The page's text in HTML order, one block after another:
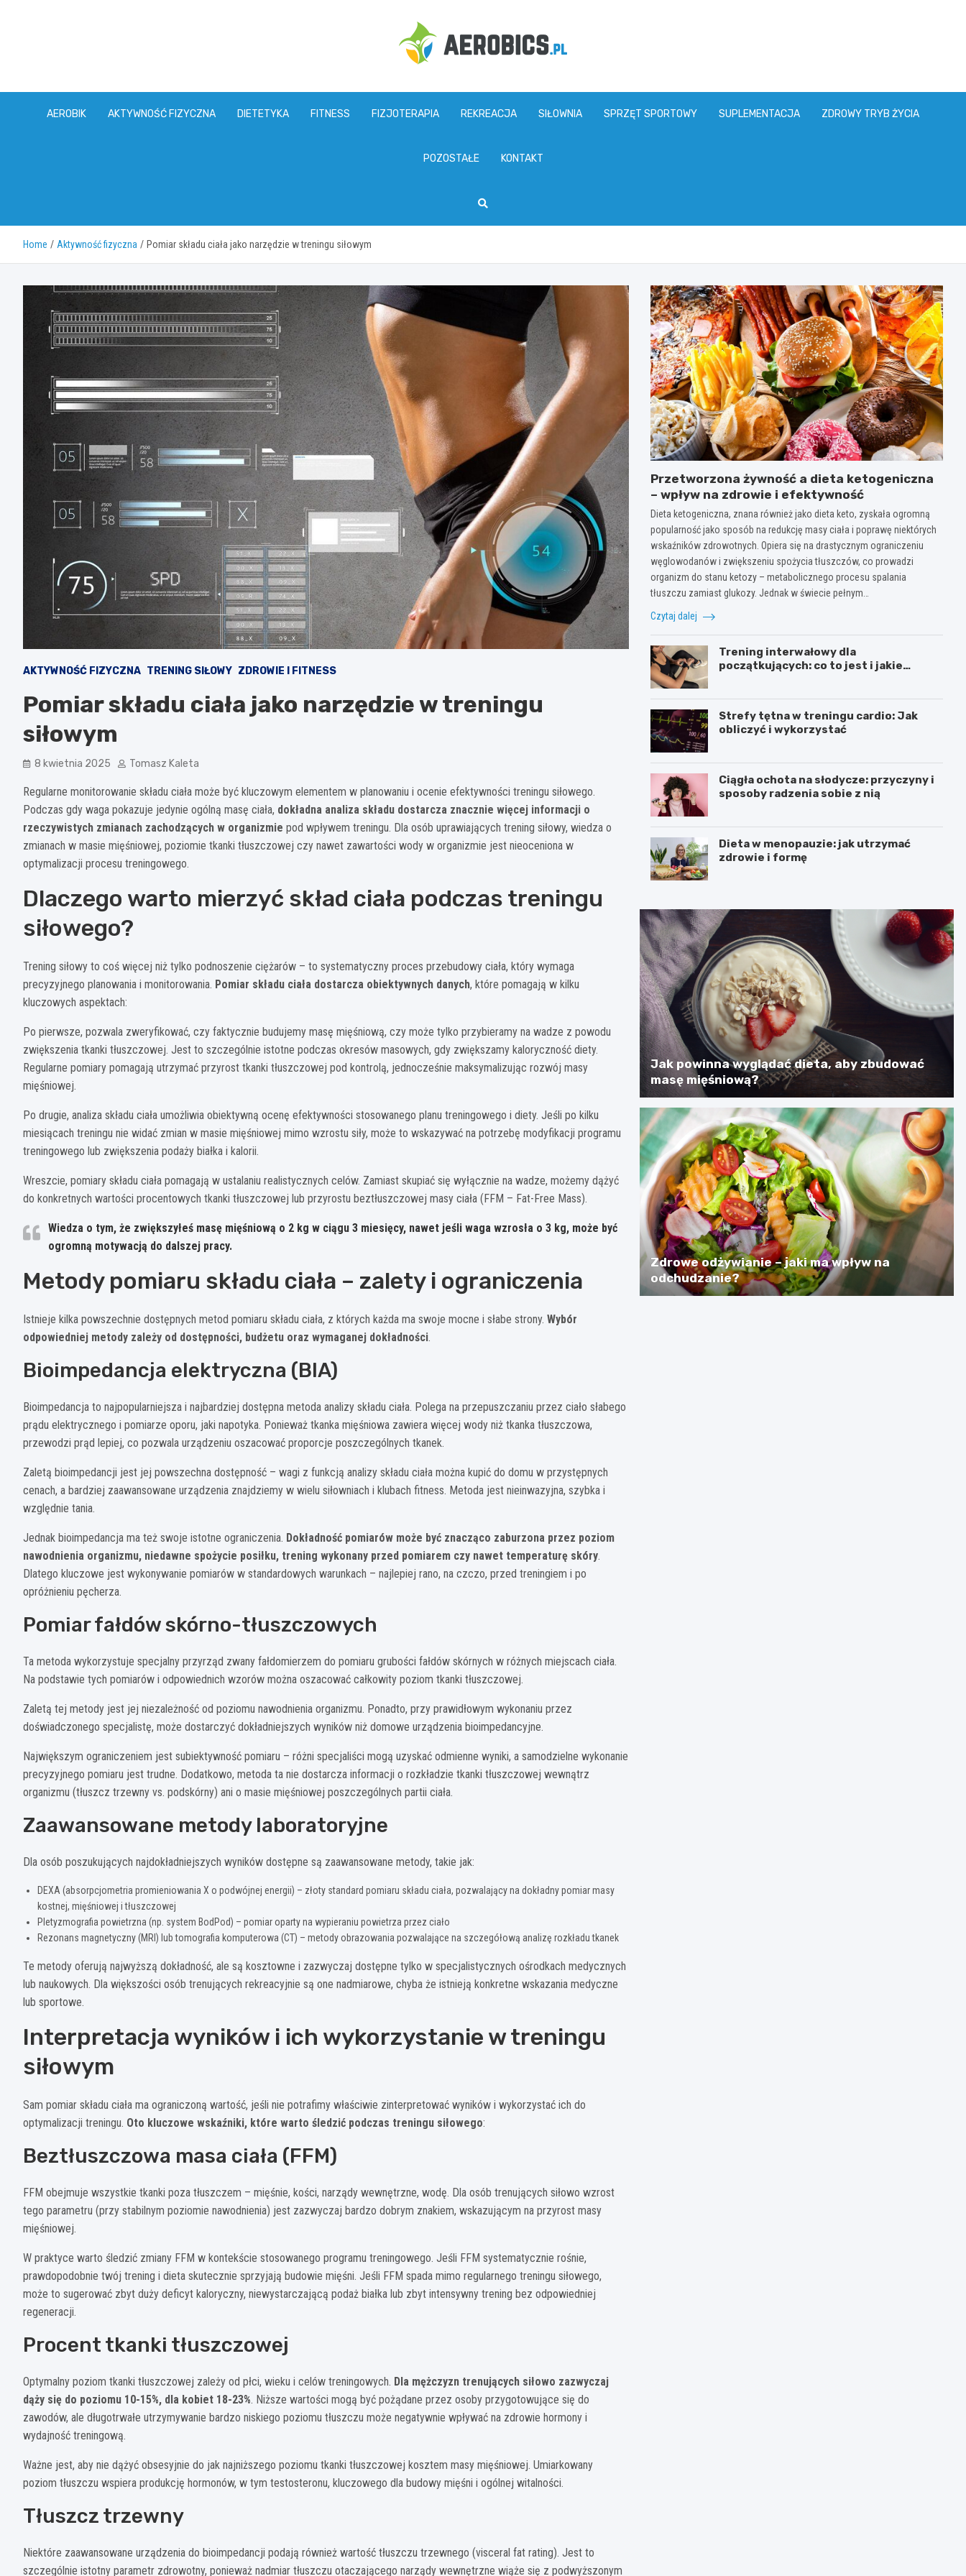
aerobics.pl
AEROBIK AKTYWNOŚĆ FIZYCZNA DIETETYKA FITNESS FIZJOTERAPIA REKREACJA SIŁOWNIA SPRZĘT SPORTOWY SUPLEMENTACJA ZDROWY TRYB ŻYCIA
POZOSTAŁE KONTAKT
Home Aktywność fizyczna Pomiar składu ciała jako narzędzie w treningu siłowym
AKTYWNOŚĆ FIZYCZNA TRENING SIŁOWY ZDROWIE I FITNESS
Pomiar składu ciała jako narzędzie w treningu
siłowym
8 kwietnia 2025 Tomasz Kaleta
Regularne monitorowanie składu ciała może być kluczowym elementem w planowaniu i ocenie efektywności treningu siłowego.
Podczas gdy waga pokazuje jedynie ogólną masę ciała, dokładna analiza składu dostarcza znacznie więcej informacji o
rzeczywistych zmianach zachodzących w organizmie pod wpływem treningu. Dla osób uprawiających trening siłowy, wiedza o
zmianach w masie mięśniowej, poziomie tkanki tłuszczowej czy nawet zawartości wody w organizmie jest nieoceniona w
optymalizacji procesu treningowego.
Dlaczego warto mierzyć skład ciała podczas treningu
siłowego?
Trening siłowy to coś więcej niż tylko podnoszenie ciężarów – to systematyczny proces przebudowy ciała, który wymaga
precyzyjnego planowania i monitorowania. Pomiar składu ciała dostarcza obiektywnych danych, które pomagają w kilku
kluczowych aspektach:
Po pierwsze, pozwala zweryfikować, czy faktycznie budujemy masę mięśniową, czy może tylko przybieramy na wadze z powodu
zwiększenia tkanki tłuszczowej. Jest to szczególnie istotne podczas okresów masowych, gdy zwiększamy kaloryczność diety.
Regularne pomiary pomagają utrzymać przyrost tkanki tłuszczowej pod kontrolą, jednocześnie maksymalizując rozwój masy
mięśniowej.
Po drugie, analiza składu ciała umożliwia obiektywną ocenę efektywności stosowanego planu treningowego i diety. Jeśli po kilku
miesiącach treningu nie widać zmian w masie mięśniowej mimo wzrostu siły, może to wskazywać na potrzebę modyfikacji programu
treningowego lub zwiększenia podaży białka i kalorii.
Wreszcie, pomiary składu ciała pomagają w ustalaniu realistycznych celów. Zamiast skupiać się wyłącznie na wadze, możemy dążyć
do konkretnych wartości procentowych tkanki tłuszczowej lub przyrostu beztłuszczowej masy ciała (FFM – Fat-Free Mass).
Wiedza o tym, że zwiększyłeś masę mięśniową o 2 kg w ciągu 3 miesięcy, nawet jeśli waga wzrosła o 3 kg, może być
ogromną motywacją do dalszej pracy.
Metody pomiaru składu ciała – zalety i ograniczenia
Istnieje kilka powszechnie dostępnych metod pomiaru składu ciała, z których każda ma swoje mocne i słabe strony. Wybór
odpowiedniej metody zależy od dostępności, budżetu oraz wymaganej dokładności.
Bioimpedancja elektryczna (BIA)
Bioimpedancja to najpopularniejsza i najbardziej dostępna metoda analizy składu ciała. Polega na przepuszczaniu przez ciało słabego
prądu elektrycznego i pomiarze oporu, jaki napotyka. Ponieważ tkanka mięśniowa zawiera więcej wody niż tkanka tłuszczowa,
przewodzi prąd lepiej, co pozwala urządzeniu oszacować proporcje poszczególnych tkanek.
Zaletą bioimpedancji jest jej powszechna dostępność – wagi z funkcją analizy składu ciała można kupić do domu w przystępnych
cenach, a bardziej zaawansowane urządzenia znajdziemy w wielu siłowniach i klubach fitness. Metoda jest nieinwazyjna, szybka i
względnie tania.
Jednak bioimpedancja ma też swoje istotne ograniczenia. Dokładność pomiarów może być znacząco zaburzona przez poziom
nawodnienia organizmu, niedawne spożycie posiłku, trening wykonany przed pomiarem czy nawet temperaturę skóry.
Dlatego kluczowe jest wykonywanie pomiarów w standardowych warunkach – najlepiej rano, na czczo, przed treningiem i po
opróżnieniu pęcherza.
Pomiar fałdów skórno-tłuszczowych
Ta metoda wykorzystuje specjalny przyrząd zwany fałdomierzem do pomiaru grubości fałdów skórnych w różnych miejscach ciała.
Na podstawie tych pomiarów i odpowiednich wzorów można oszacować całkowity poziom tkanki tłuszczowej.
Zaletą tej metody jest jej niezależność od poziomu nawodnienia organizmu. Ponadto, przy prawidłowym wykonaniu przez
doświadczonego specjalistę, może dostarczyć dokładniejszych wyników niż domowe urządzenia bioimpedancyjne.
Największym ograniczeniem jest subiektywność pomiaru – różni specjaliści mogą uzyskać odmienne wyniki, a samodzielne wykonanie
precyzyjnego pomiaru jest trudne. Dodatkowo, metoda ta nie dostarcza informacji o rozkładzie tkanki tłuszczowej wewnątrz
organizmu (tłuszcz trzewny vs. podskórny) ani o masie mięśniowej poszczególnych partii ciała.
Zaawansowane metody laboratoryjne
Dla osób poszukujących najdokładniejszych wyników dostępne są zaawansowane metody, takie jak:
DEXA (absorpcjometria promieniowania X o podwójnej energii) – złoty standard pomiaru składu ciała, pozwalający na dokładny pomiar masy
kostnej, mięśniowej i tłuszczowej
Pletyzmografia powietrzna (np. system BodPod) – pomiar oparty na wypieraniu powietrza przez ciało
Rezonans magnetyczny (MRI) lub tomografia komputerowa (CT) – metody obrazowania pozwalające na szczegółową analizę rozkładu tkanek
Te metody oferują najwyższą dokładność, ale są kosztowne i zazwyczaj dostępne tylko w specjalistycznych ośrodkach medycznych
lub naukowych. Dla większości osób trenujących rekreacyjnie są one nadmiarowe, chyba że istnieją konkretne wskazania medyczne
lub sportowe.
Interpretacja wyników i ich wykorzystanie w treningu
siłowym
Sam pomiar składu ciała ma ograniczoną wartość, jeśli nie potrafimy właściwie zinterpretować wyników i wykorzystać ich do
optymalizacji treningu. Oto kluczowe wskaźniki, które warto śledzić podczas treningu siłowego:
Beztłuszczowa masa ciała (FFM)
FFM obejmuje wszystkie tkanki poza tłuszczem – mięśnie, kości, narządy wewnętrzne, wodę. Dla osób trenujących siłowo wzrost
tego parametru (przy stabilnym poziomie nawodnienia) jest zazwyczaj bardzo dobrym znakiem, wskazującym na przyrost masy
mięśniowej.
W praktyce warto śledzić zmiany FFM w kontekście stosowanego programu treningowego. Jeśli FFM systematycznie rośnie,
prawdopodobnie twój trening i dieta skutecznie sprzyjają budowie mięśni. Jeśli FFM spada mimo regularnego treningu siłowego,
może to sugerować zbyt duży deficyt kaloryczny, niewystarczającą podaż białka lub zbyt intensywny trening bez odpowiedniej
regeneracji.
Procent tkanki tłuszczowej
Optymalny poziom tkanki tłuszczowej zależy od płci, wieku i celów treningowych. Dla mężczyzn trenujących siłowo zazwyczaj
dąży się do poziomu 10-15%, dla kobiet 18-23%. Niższe wartości mogą być pożądane przez osoby przygotowujące się do
zawodów, ale długotrwałe utrzymywanie bardzo niskiego poziomu tłuszczu może negatywnie wpływać na zdrowie hormony i
wydajność treningową.
Ważne jest, aby nie dążyć obsesyjnie do jak najniższego poziomu tkanki tłuszczowej kosztem masy mięśniowej. Umiarkowany
poziom tłuszczu wspiera produkcję hormonów, w tym testosteronu, kluczowego dla budowy mięśni i ogólnej witalności.
Tłuszcz trzewny
Niektóre zaawansowane urządzenia do bioimpedancji podają również wartość tłuszczu trzewnego (visceral fat rating). Jest to
szczególnie istotny parametr zdrowotny, ponieważ nadmiar tłuszczu otaczającego narządy wewnętrzne wiąże się z podwyższonym
Przetworzona żywność a dieta ketogeniczna
– wpływ na zdrowie i efektywność
Dieta ketogeniczna, znana również jako dieta keto, zyskała ogromną
popularność jako sposób na redukcję masy ciała i poprawę niektórych
wskaźników zdrowotnych. Opiera się na drastycznym ograniczeniu
węglowodanów i zwiększeniu spożycia tłuszczów, co prowadzi
organizm do stanu ketozy – metabolicznego procesu spalania
tłuszczu zamiast glukozy. Jednak w świecie pełnym…
Czytaj dalej
Trening interwałowy dla
początkujących: co to jest i jakie
Strefy tętna w treningu cardio: Jak
obliczyć i wykorzystać
Ciągła ochota na słodycze: przyczyny i
sposoby radzenia sobie z nią
Dieta w menopauzie: jak utrzymać
zdrowie i formę
Jak powinna wyglądać dieta, aby zbudować
masę mięśniową?
Zdrowe odżywianie – jaki ma wpływ na
odchudzanie?